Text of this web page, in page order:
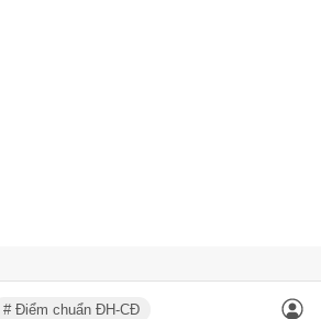
# Điểm chuẩn ĐH-CĐ